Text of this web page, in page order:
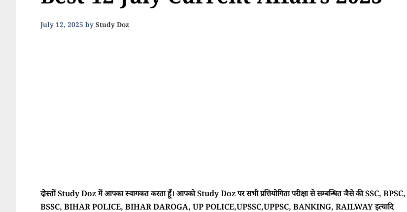
July 12, 2025 byStudy Doz
दोस्तों Study Doz में आपका स्वागकत करता हूँ। आपको Study Doz पर सभी प्रत्तियोगिता परीक्षा से सम्बन्धित जैसे की SSC, BPSC,
BSSC, BIHAR POLICE, BIHAR DAROGA, UP POLICE,UPSSC,UPPSC, BANKING, RAILWAY इत्यादि